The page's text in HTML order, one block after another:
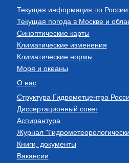
Текущая информация по
Текущая погода в Москве и
Синоптические карты
Климатические изменения
Климатические нормы
Моря и океаны
О нас
Структура Гидрометцентра
Диссертационный совет
Аспирантура
Журнал
Книги, документы
Вакансии